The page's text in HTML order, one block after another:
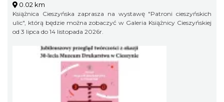
0.02 km
Książnica Cieszyńska zaprasza na wystawę "Patroni cieszyńskich
ulic", którą będzie można zobaczyć w Galeria Książnicy Cieszyńskiej
od 3 lipca do 14 listopada 2026r.